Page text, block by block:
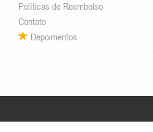
Políticas de Reembolso
Contato
Depoimentos